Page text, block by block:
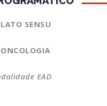
SENSU
EAD